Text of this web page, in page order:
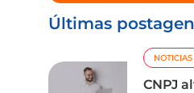
Últimas
NOTICIAS
CNPJ